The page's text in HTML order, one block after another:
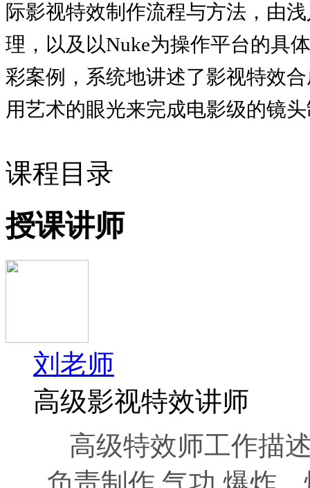
际影视特效制作流程与方法，由浅
理，以及以Nuke为操作平台的具
彩案例，系统地讲述了影视特效
用艺术的眼光来完成电影级的镜
课程目录
授课讲师
刘老师
高级影视特效讲师
高级特效师工作描